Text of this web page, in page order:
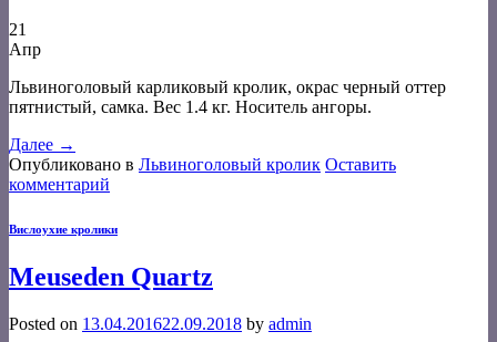
21
Апр
Львиноголовый карликовый кролик, окрас черный оттер
пятнистый, самка. Вес 1.4 кг. Носитель ангоры.
Далее →
Опубликовано в Львиноголовый кролик Оставить
комментарий
Вислоухие кролики
Meuseden Quartz
Posted on 13.04.201622.09.2018 by admin